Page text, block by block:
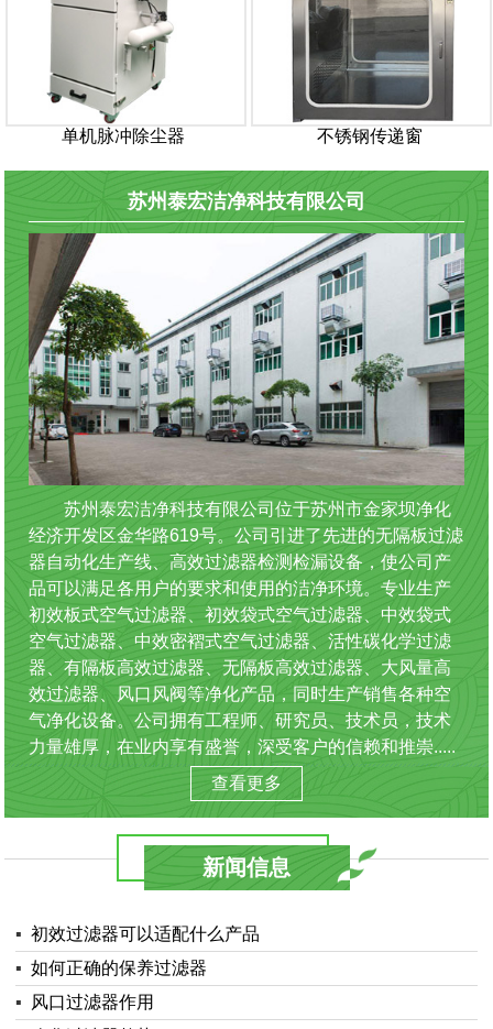
单机脉冲除尘器 不锈钢传递窗
苏州泰宏洁净科技有限公司
苏州泰宏洁净科技有限公司位于苏州市金家坝净化
经济开发区金华路619号。公司引进了先进的无隔板过滤
器自动化生产线、高效过滤器检测检漏设备，使公司产
品可以满足各用户的要求和使用的洁净环境。专业生产
初效板式空气过滤器、初效袋式空气过滤器、中效袋式
空气过滤器、中效密褶式空气过滤器、活性碳化学过滤
器、有隔板高效过滤器、无隔板高效过滤器、大风量高
效过滤器、风口风阀等净化产品，同时生产销售各种空
气净化设备。公司拥有工程师、研究员、技术员，技术
力量雄厚，在业内享有盛誉，深受客户的信赖和推崇.....
查看更多
新闻信息
▪ 初效过滤器可以适配什么产品
▪ 如何正确的保养过滤器
▪
风口过滤器作用